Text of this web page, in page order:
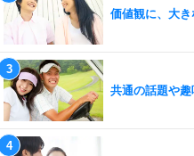
価値観に、大き
共通の話題や趣